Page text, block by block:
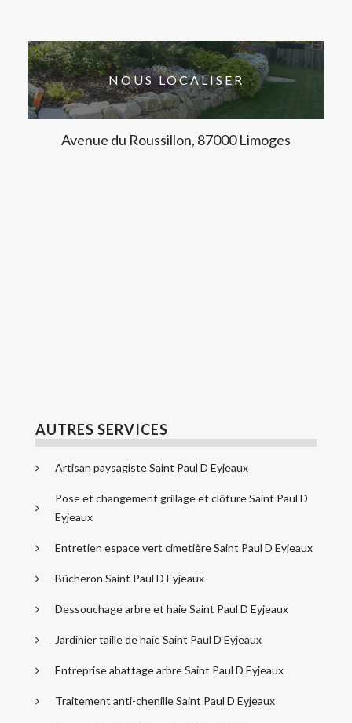
NOUS LOCALISER
Avenue du Roussillon, 87000 Limoges
AUTRES SERVICES
Artisan paysagiste Saint Paul D Eyjeaux
Pose et changement grillage et clôture Saint Paul D
Eyjeaux
Entretien espace vert cimetière Saint Paul D Eyjeaux
Bûcheron Saint Paul D Eyjeaux
Dessouchage arbre et haie Saint Paul D Eyjeaux
Jardinier taille de haie Saint Paul D Eyjeaux
Entreprise abattage arbre Saint Paul D Eyjeaux
Traitement anti-chenille Saint Paul D Eyjeaux